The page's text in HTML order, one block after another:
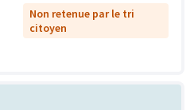
Non retenue par le tri
citoyen